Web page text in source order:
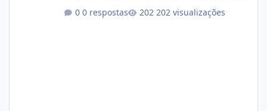
autorizado a usasr o isistem:
0 respostas 202 visualizações